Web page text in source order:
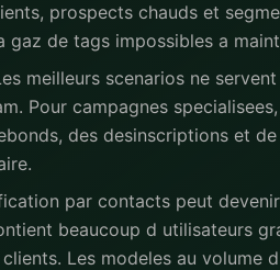
prospects chauds et
gaz de tags impossibles a
meilleurs scenarios ne
Pour campagnes
des desinscriptions et de
par contacts peut devenir
beaucoup d utilisateurs
Les modeles au volume